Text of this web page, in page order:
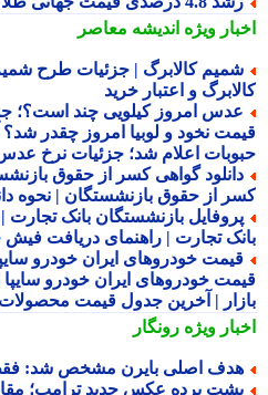
ویژهاندیشه معاصر
کالابرگ | جزئیات طرح شمیم
و اعتبار خرید
امروز کیلویی چند است؟؛ جدول
نخود و لوبیا امروز چقدر شد؟
اعلام شد؛ جزئیات نرخ عدس،
گواهی کسر از حقوق
از حقوق بازنشستگان | نحوه
بازنشستگان بانک تجارت |
تجارت | راهنمای دریافت فیش
| آخرین جدول قیمت محصولات
ویژهرونگار
اصلی بایرن مشخص شد: فقط
پرده عکس جدید ترامپ؛ مقام